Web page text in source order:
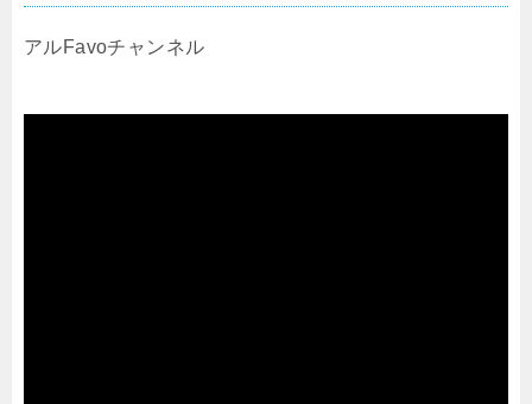
アルFavoチャンネル